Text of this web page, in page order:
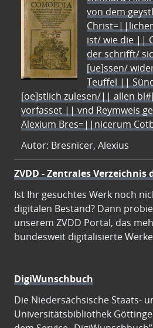
von dem
ist/ wie die ||
der schrifft/
[ue]ssen/
Teuffel ||
[oe]stlich zulesen/|| allen
vorfasset || vnd Reymweis
Alexium Bres=||nicerum
Autor: Bresnicer, Alexius
ZVDD - Zentrales
Ist Ihr gesuchtes Werk noch
digitalen Bestand? Dann
unserem ZVDD Portal, das
bundesweit digitalisierte
DigiWunschbuch
Die Niedersächsische Staats-
Universitätsbibliothek